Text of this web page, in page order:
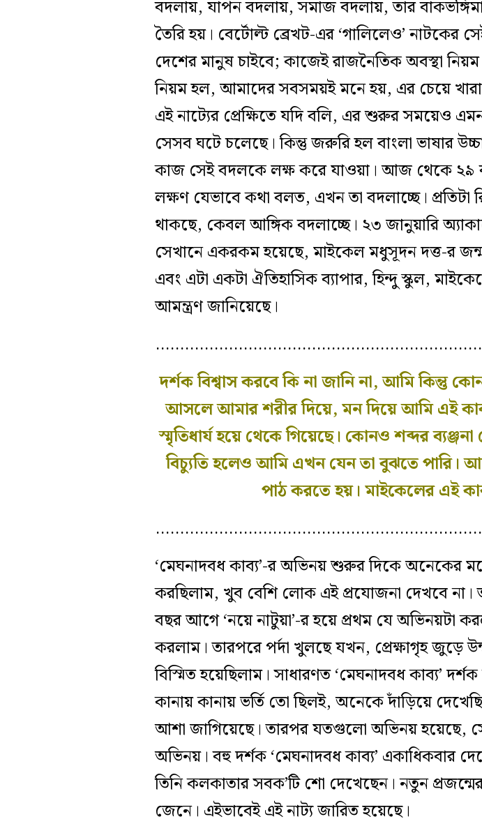
বদলায়, যাপন বদলায়, সমাজ বদলায়, তার
তৈরি হয়। বের্টোল্ট ব্রেখট-এর ‘গালিলেও’ নাটকের
দেশের মানুষ চাইবে; কাজেই রাজনৈতিক অবস্থা
নিয়ম হল, আমাদের সবসময়ই মনে হয়, এর চেয়ে
এই নাট‍্যের প্রেক্ষিতে যদি বলি, এর শুরুর সময়েও
সেসব ঘটে চলেছে। কিন্তু জরুরি হল বাংলা ভাষার
কাজ সেই বদলকে লক্ষ করে যাওয়া। আজ থেকে ২৯
লক্ষণ যেভাবে কথা বলত, এখন তা বদলাচ্ছে। প্রতিটা
থাকছে, কেবল আঙ্গিক বদলাচ্ছে। ২৩ জানুয়ারি
সেখানে একরকম হয়েছে, মাইকেল মধুসূদন দত্ত-র
এবং এটা একটা ঐতিহাসিক ব‍্যাপার, হিন্দু স্কুল,
আমন্ত্রণ জানিয়েছে।
দর্শক বিশ্বাস করবে কি না জানি না, আমি কিন্তু
আসলে আমার শরীর দিয়ে, মন দিয়ে আমি এই
স্মৃতিধার্য হয়ে থেকে গিয়েছে। কোনও শব্দর
বিচ‍্যুতি হলেও আমি এখন যেন তা বুঝতে পারি।
পাঠ করতে হয়। মাইকেলের এই
‘মেঘনাদবধ কাব‍্য’-র অভিনয় শুরুর দিকে অনেকের
করছিলাম, খুব বেশি লোক এই প্রযোজনা দেখবে না।
বছর আগে ‘নয়ে নাটুয়া’-র হয়ে প্রথম যে
করলাম। তারপরে পর্দা খুলছে যখন, প্রেক্ষাগৃহ জুড়ে
বিস্মিত হয়েছিলাম। সাধারণত ‘মেঘনাদবধ কাব‍্য’
কানায় কানায় ভর্তি তো ছিলই, অনেকে দাঁড়িয়ে
আশা জাগিয়েছে। তারপর যতগুলো অভিনয় হয়েছে,
অভিনয়। বহু দর্শক ‘মেঘনাদবধ কাব‍্য’ একাধিকবার
তিনি কলকাতার সবক’টি শো দেখেছেন। নতুন
জেনে। এইভাবেই এই নাট‍্য জারিত হয়েছে।